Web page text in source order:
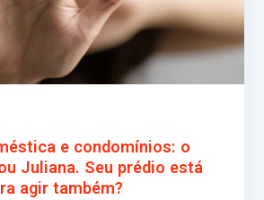
e condomínios: o
Juliana. Seu prédio está
agir também?